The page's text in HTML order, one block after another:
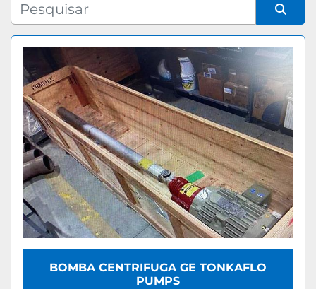
Fabricante
Modelo
Organizar por
BOMBA CENTRIFUGA GE TONKAFLO
PUMPS